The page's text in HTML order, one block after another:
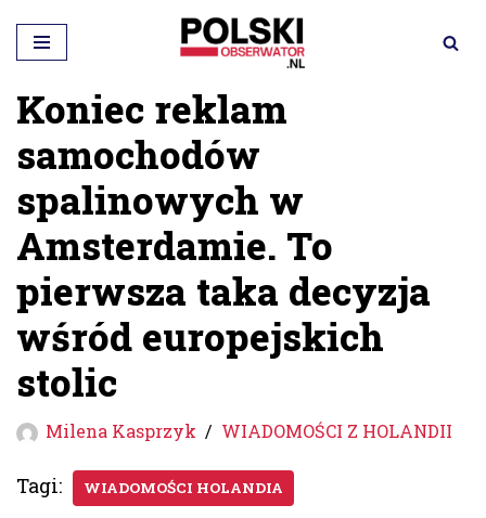
Przejdź
do
treści
Koniec reklam
samochodów
spalinowych w
Amsterdamie. To
pierwsza taka decyzja
wśród europejskich
stolic
Milena Kasprzyk WIADOMOŚCI Z HOLANDII
Tagi: WIADOMOŚCI HOLANDIA